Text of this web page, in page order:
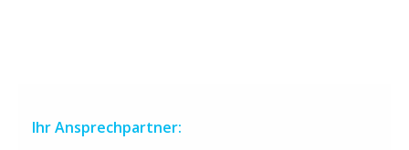
Ihr Ansprechpartner: